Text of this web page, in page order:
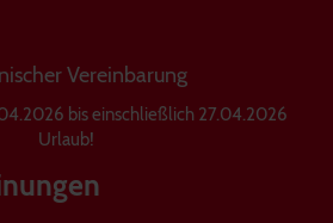
Vereinbarung
bis einschließlich 27.04.2026
Urlaub!